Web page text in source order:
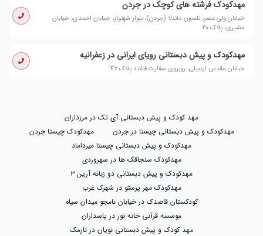
مهدکودک فرشته های کوچک در جردن
خیابان ولی عصر، نلسون ماندلا (جردن)، بلوار شهنواز، خیابان احمدی، خیابان
مشیری، پلاک ۲۰
مهدکودک و پیش دبستانی رویای ایرانی در زعفرانیه
خیابان مقدس اردبیلی، روبروی سفارت فنلاند پلاک ۴۷
مهد کودک و پیش دبستانی آی تک در مرزداران
مهدکودک و پیش دبستانی چیستا در جردن
مهدکودک چیستا جردن
مهدکودک و پیش دبستانی چیستا میرداماد
مهدکودک سنجاقک ها در سهروردی
مهدکودک و پیش دبستانی دو زبانه آرین ۳
مهدکودک مهر پرستو در شهرک غرب
کودکستان قاصدک در خیابان نامجو میدان سپاه
موسسه قرآنی خانه نور در پاسداران
مهد کودک و پیش دبستانی نویان در نارمک